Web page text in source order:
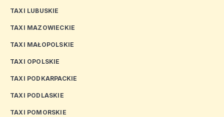
TAXI LUBUSKIE
TAXI MAZOWIECKIE
TAXI MAŁOPOLSKIE
TAXI OPOLSKIE
TAXI PODKARPACKIE
TAXI PODLASKIE
TAXI POMORSKIE